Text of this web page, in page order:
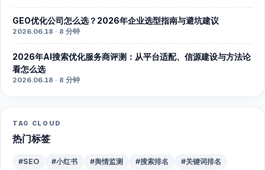
GEO优化公司怎么选？2026年企业选型指南与避坑建议
2026.06.18 · 8 分钟
2026年AI搜索优化服务商评测：从平台适配、信源建设与方法论
看怎么选
2026.06.18 · 8 分钟
TAG CLOUD
热门标签
#SEO #小红书 #舆情监测 #搜索排名
#关键词排名